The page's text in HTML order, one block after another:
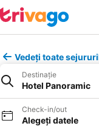
Vedeți toate
Destinație
Hotel Panoramic
Check-in/out
Alegeți datele